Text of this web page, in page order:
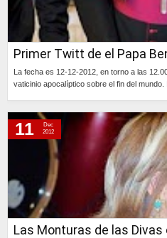
Primer Twitt de el Papa
La fecha es 12-12-2012, en torno a las
vaticinio apocalíptico sobre el fin del mundo.
Las Monturas de las Divas
11
Dec
2012